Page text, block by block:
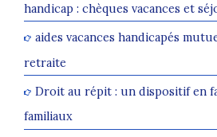
handicap : chèques vacances et
aides vacances handicapés
retraite
Droit au répit : un dispositif en
familiaux